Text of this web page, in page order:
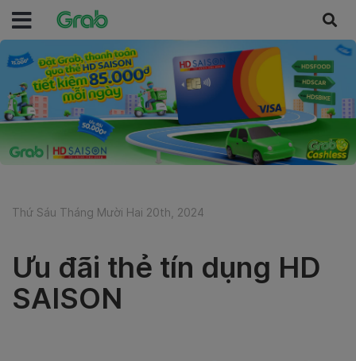
Thứ Sáu Tháng Mười Hai 20th, 2024
Ưu đãi thẻ tín dụng HD
SAISON